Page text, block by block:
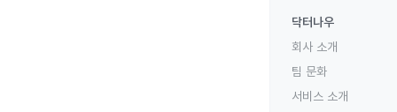
닥터나우
회사 소개
팀 문화
서비스 소개